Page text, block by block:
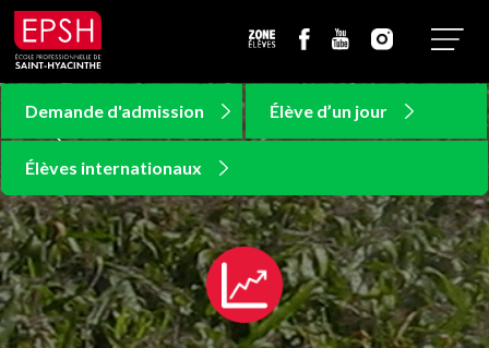
Aller
au
menu
Aller
au
contenu
Accueil
Zone
Facebook
YoutubeInstagramMenu
Demande d'admission Élève d’un jour
Élèves internationaux
Demande d'admission Élève d’un jour
Élèves internationaux